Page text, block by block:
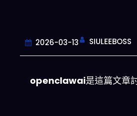
2026-03-13 SIULEEBOSS
openclawai是這篇文章